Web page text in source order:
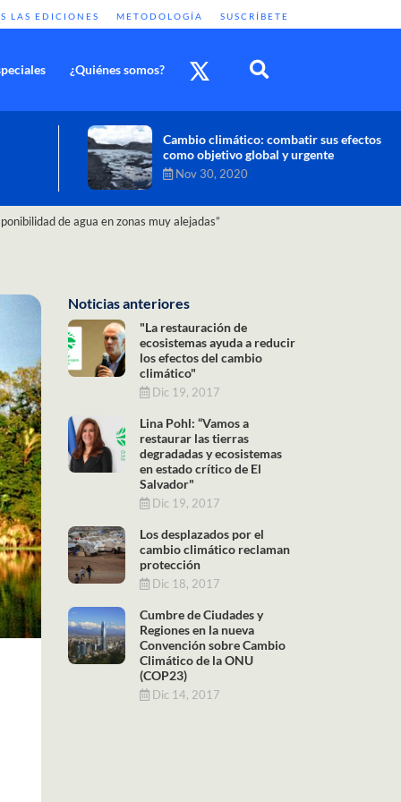
LAS EDICIONES METODOLOGÍA SUSCRÍBETE
¿Quiénes somos?
Cambio climático: combatir sus efectos
como objetivo global y urgente
Nov 30, 2020
de agua en zonas muy alejadas”
Noticias anteriores
"La restauración de
ecosistemas ayuda a reducir
los efectos del cambio
climático"
Dic 19, 2017
Lina Pohl: “Vamos a
restaurar las tierras
degradadas y ecosistemas
en estado crítico de El
Salvador"
Dic 19, 2017
Los desplazados por el
cambio climático reclaman
protección
Dic 18, 2017
Cumbre de Ciudades y
Regiones en la nueva
Convención sobre Cambio
Climático de la ONU
(COP23)
Dic 14, 2017